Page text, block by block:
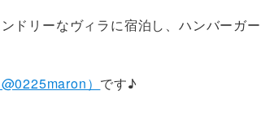
ドリーなヴィラに宿泊し、ハンバーガ
） です♪